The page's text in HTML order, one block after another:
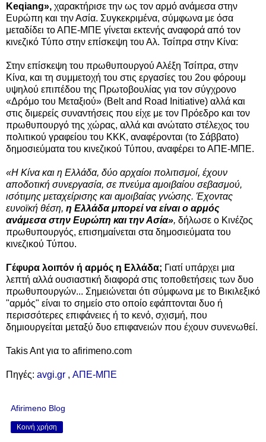
Keqiang», χαρακτήρισε την ως τον αρμό ανάμεσα στην
Ευρώπη και την Ασία. Συγκεκριμένα, σύμφωνα με όσα
μεταδίδει το ΑΠΕ-ΜΠΕ γίνεται εκτενής αναφορά από τον
κινεζικό Τύπο στην επίσκεψη του Αλ. Τσίπρα στην Κίνα:
Στην επίσκεψη του πρωθυπουργού Αλέξη Τσίπρα, στην
Κίνα, και τη συμμετοχή του στις εργασίες του 2ου φόρουμ
υψηλού επιπέδου της Πρωτοβουλίας για τον σύγχρονο
«Δρόμο του Μεταξιού» (Belt and Road Initiative) αλλά και
στις διμερείς συναντήσεις που είχε με τον Πρόεδρο και τον
πρωθυπουργό της χώρας, αλλά και ανώτατο στέλεχος του
πολιτικού γραφείου του ΚΚΚ, αναφέρονται (το Σάββατο)
δημοσιεύματα του κινεζικού Τύπου, αναφέρει το ΑΠΕ-ΜΠΕ.
«Η Κίνα και η Ελλάδα, δύο αρχαίοι πολιτισμοί, έχουν
αποδοτική συνεργασία, σε πνεύμα αμοιβαίου σεβασμού,
ισότιμης μεταχείρισης και αμοιβαίας γνώσης. Έχοντας
ευνοϊκή θέση, η Ελλάδα μπορεί να είναι ο αρμός
ανάμεσα στην Ευρώπη και την Ασία», δήλωσε ο Κινέζος
πρωθυπουργός, επισημαίνεται στα δημοσιεύματα του
κινεζικού Τύπου.
Γέφυρα λοιπόν ή αρμός η Ελλάδα; Γιατί υπάρχει μια
λεπτή αλλά ουσιαστική διαφορά στις τοποθετήσεις των δυο
πρωθυπουργών... Σημειώνεται ότι σύμφωνα με το Βικιλεξικό
"αρμός" είναι το σημείο στο οποίο εφάπτονται δυο ή
περισσότερες επιφάνειες ή το κενό, σχισμή, που
δημιουργείται μεταξύ δυο επιφανειών που έχουν συνενωθεί.
Takis Ant για το afirimeno.com
Πηγές: avgi.gr , ΑΠΕ-ΜΠΕ
Afirimeno Blog
Κοινή χρήση